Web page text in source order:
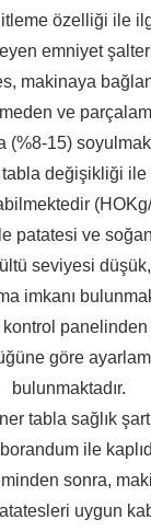
özelliği ile
emniyet
makinaya
ve
(%8-15)
tabla değişikliği
patatesi ve
seviyesi
imkanı
göre
bulunmaktadır.
tabla sağlık
ile
sonra,
uygun